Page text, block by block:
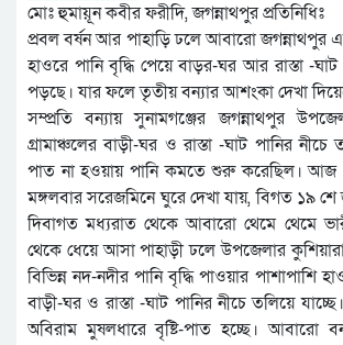
মোঃ হুমায়ূন কবীর ফরীদি, জগন্নাথপুর প্রতিনিধিঃ
প্রবল বর্ষন আর পাহাড়ি ঢলে আবারো জগন্নাথপুর
হাওরে পানি বৃদ্ধি পেয়ে বাড়র-ঘর আর রাস্তা -
পড়ছে। যার ফলে তৃতীয় বন্যার আশংকা দেখা
সম্প্রতি বন্যায় সুনামগঞ্জের জগন্নাথপুর
গ্রামাঞ্চলের বাড়ী-ঘর ও রাস্তা -ঘাট পানির নীচে
পাত না হওয়ায় পানি কমতে শুরু করেছিল।
মঙ্গলবার সরেজমিনে ঘুরে দেখা যায়, বিগত ১৯
দিবাগত মধ্যরাত থেকে আবারো থেমে থেমে
থেকে ধেয়ে আসা পাহাড়ী ঢলে উপজেলার
বিভিন্ন নদ-নদীর পানি বৃদ্ধি পাওয়ার পাশাপাশি
বাড়ী-ঘর ও রাস্তা -ঘাট পানির নীচে তলিয়ে
অবিরাম মুষলধারে বৃষ্টি-পাত হচ্ছে। আবারো